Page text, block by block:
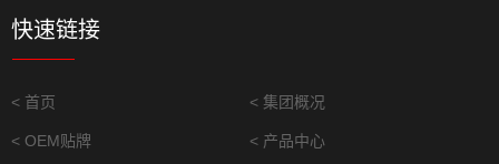
快速链接
< 首页 < 集团概况
< OEM贴牌 < 产品中心